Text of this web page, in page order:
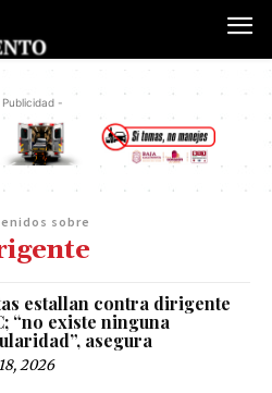
-
sobre
estallan contra dirigente
“no existe ninguna
asegura
2026